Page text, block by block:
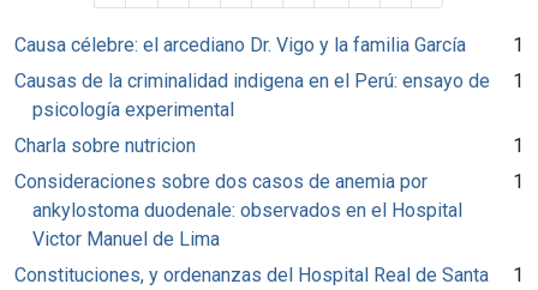
Causa célebre: el arcediano Dr. Vigo y la familia García
1
Causas de la criminalidad indigena en el Perú: ensayo de
psicología experimental
1
Charla sobre nutricion
1
Consideraciones sobre dos casos de anemia por
ankylostoma duodenale: observados en el Hospital
Victor Manuel de Lima
1
Constituciones, y ordenanzas del Hospital Real de Santa
1